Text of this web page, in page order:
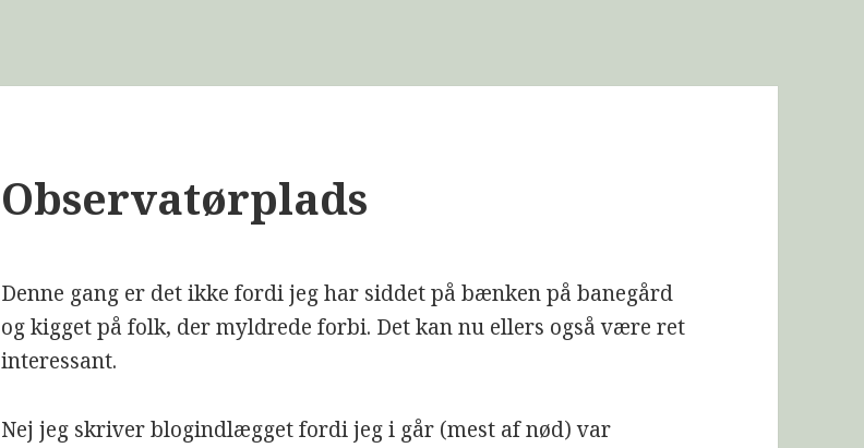
Observatørplads
Denne gang er det ikke fordi jeg har siddet på bænken på banegård
og kigget på folk, der myldrede forbi. Det kan nu ellers også være ret
interessant.
Nej jeg skriver blogindlægget fordi jeg i går (mest af nød) var